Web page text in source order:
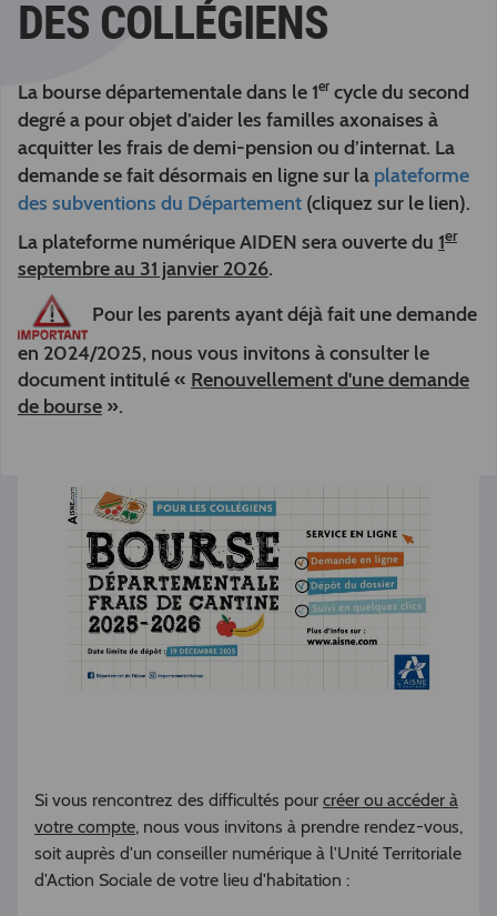
DES COLLÉGIENS
La bourse départementale dans le 1er cycle du second
degré a pour objet d’aider les familles axonaises à
acquitter les frais de demi-pension ou d’internat. La
demande se fait désormais en ligne sur la plateforme
des subventions du Département (cliquez sur le lien).
La plateforme numérique AIDEN sera ouverte du 1er
septembre au 31 janvier 2026.
Pour les parents ayant déjà fait une demande
en 2024/2025, nous vous invitons à consulter le
document intitulé « Renouvellement d'une demande
de bourse ».
Si vous rencontrez des difficultés pour créer ou accéder à
votre compte, nous vous invitons à prendre rendez-vous,
soit auprès d'un conseiller numérique à l'Unité Territoriale
d'Action Sociale de votre lieu d'habitation :